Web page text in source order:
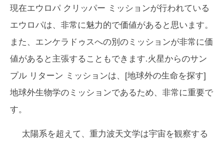
現在エウロパ クリッパー ミッションが行われている
エウロパは、非常に魅力的で価値があると思います。
また、エンケラドゥスへの別のミッションが非常に価
値があると主張することもできます.火星からのサン
プル リターン ミッションは、[地球外の生命を探す]
地球外生物学のミッションであるため、非常に重要で
す。
太陽系を超えて、重力波天文学は宇宙を観察する